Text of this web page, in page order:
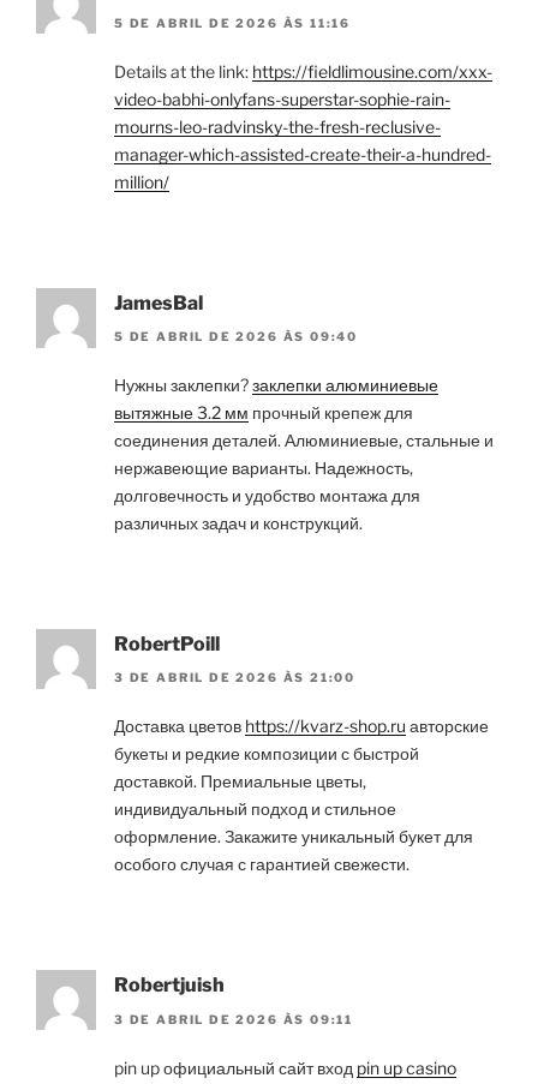
5 DE ABRIL DE 2026 ÀS 11:16
Details at the link: https://fieldlimousine.com/xxx-
video-babhi-onlyfans-superstar-sophie-rain-
mourns-leo-radvinsky-the-fresh-reclusive-
manager-which-assisted-create-their-a-hundred-
million/
JamesBal
5 DE ABRIL DE 2026 ÀS 09:40
Нужны заклепки?заклепки алюминиевые
вытяжные 3.2 мм прочный крепеж для
соединения деталей. Алюминиевые, стальные и
нержавеющие варианты. Надежность,
долговечность и удобство монтажа для
различных задач и конструкций.
RobertPoill
3 DE ABRIL DE 2026 ÀS 21:00
Доставка цветов https://kvarz-shop.ru авторские
букеты и редкие композиции с быстрой
доставкой. Премиальные цветы,
индивидуальный подход и стильное
оформление. Закажите уникальный букет для
особого случая с гарантией свежести.
Robertjuish
3 DE ABRIL DE 2026 ÀS 09:11
pin up официальный сайт вход pin up casino